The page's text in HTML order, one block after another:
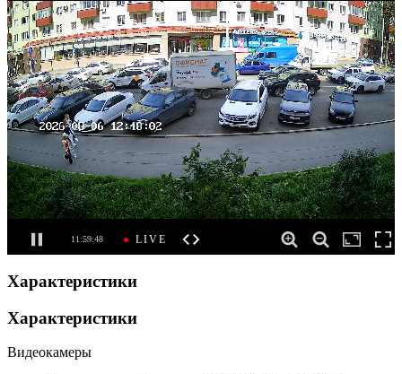
Характеристики
Характеристики
Видеокамеры